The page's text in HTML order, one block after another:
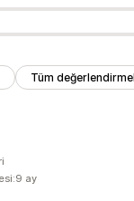
Tüm
ay